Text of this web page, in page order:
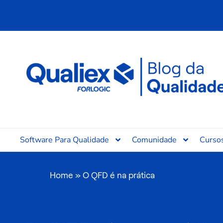
Software Para Qualidade Comunidade
Home »O QFD é na prática